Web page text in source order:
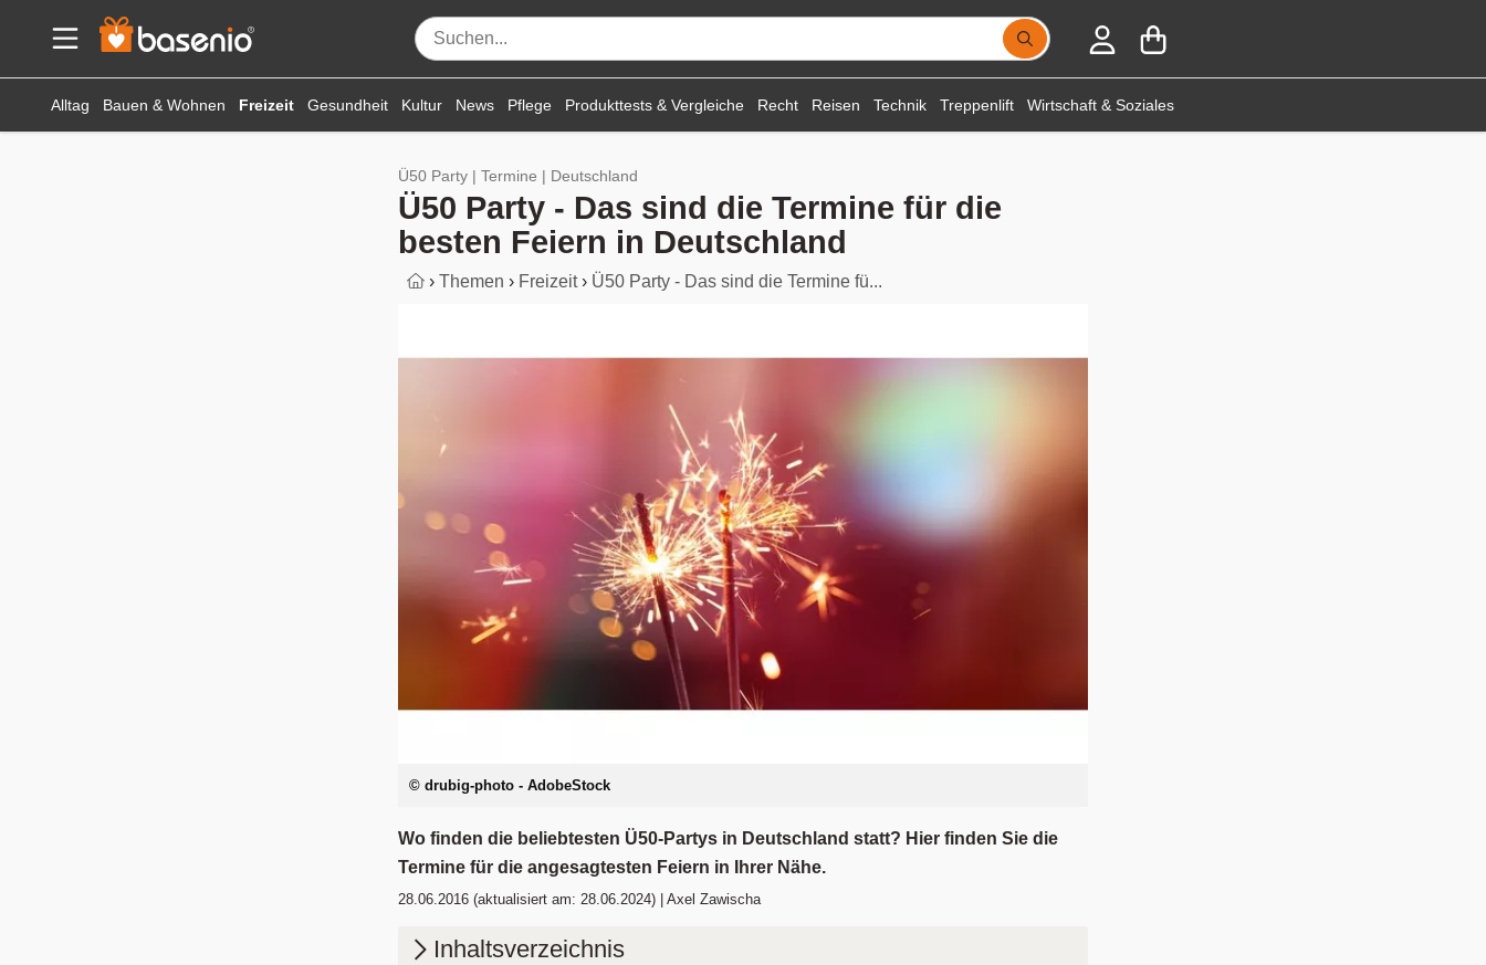
Alltag Bauen & Wohnen Freizeit Gesundheit Kultur News Pflege Produkttests & Vergleiche Recht Reisen Technik Treppenlift Wirtschaft & Soziales
Ü50 Party | Termine | Deutschland
Ü50 Party - Das sind die Termine für die
besten Feiern in Deutschland
› Themen › Freizeit› Ü50 Party - Das sind die Termine fü...
© drubig-photo - AdobeStock
Wo finden die beliebtesten Ü50-Partys in Deutschland statt? Hier finden Sie die
Termine für die angesagtesten Feiern in Ihrer Nähe.
28.06.2016 (aktualisiert am: 28.06.2024) | Axel Zawischa
Inhaltsverzeichnis